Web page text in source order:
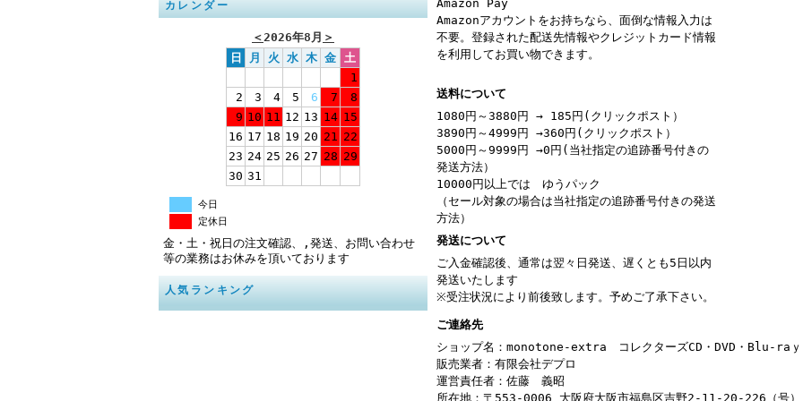
カレンダー
＜2026年8月 ＞
日
月 火 水 木 金 土
1
2
3 4 5 6 7
8
9 10 11 12 13 14 15
16 17 18 19 20 21 22
23 24 25 26 27 28 29
30 31
今日
定休日
金・土・祝日の注文確認、,発送、お問い合わせ
等の業務はお休みを頂いております
人気ランキング
Amazon Pay
Amazonアカウントをお持ちなら、面倒な情報入力は
不要。登録された配送先情報やクレジットカード情報
を利用してお買い物できます。
送料について
1080円～3880円 → 185円(クリックポスト）
3890円～4999円 →360円(クリックポスト）
5000円～9999円 →0円(当社指定の追跡番号付きの
発送方法）
10000円以上では ゆうパック
（セール対象の場合は当社指定の追跡番号付きの発送
方法）
発送について
ご入金確認後、通常は翌々日発送、遅くとも5日以内
発送いたします
※受注状況により前後致します。予めご了承下さい。
ご連絡先
ショップ名：monotone-extra コレクターズCD・DVD・Blu-raｙ
販売業者：有限会社デプロ
運営責任者：佐藤 義昭
所在地：〒553-0006 大阪府大阪市福島区吉野2-11-20-226（号）